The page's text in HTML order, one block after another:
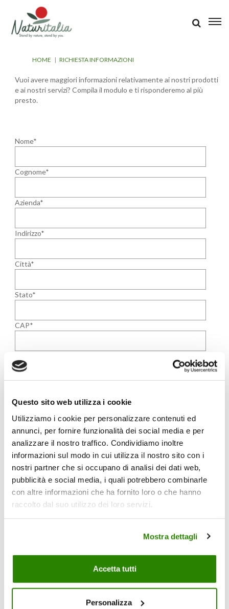
Questo sito web utilizza i cookie
Utilizziamo i cookie per personalizzare contenuti ed
annunci, per fornire funzionalità dei social media e per
analizzare il nostro traffico. Condividiamo inoltre
informazioni sul modo in cui utilizza il nostro sito con i
nostri partner che si occupano di analisi dei dati web,
pubblicità e social media, i quali potrebbero combinarle
con altre informazioni che ha fornito loro o che hanno
raccolto dal suo utilizzo dei loro servizi.
Mostra dettagli
Accetta tutti
Personalizza
HOME | RICHIESTA INFORMAZIONI
Vuoi avere maggiori informazioni relativamente ai nostri prodotti
e ai nostri servizi? Compila il modulo e ti risponderemo al più
presto.
Nome*
Cognome*
Azienda*
Indirizzo*
Città*
Stato*
CAP*
Email*
Messaggio*
alla mia richiesta. I dati personali saranno trattati in